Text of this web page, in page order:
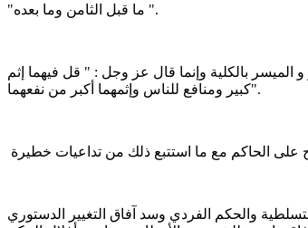
"ما قبل الثامن وما بعده ".
بالكلية وإنما قال عز وجل : " قل فيهما إثم
كبير ومنافع للناس وإثمهما أكبر من نفعهما".
والحكم الفردي وسد آفاق التغيير الدستوري